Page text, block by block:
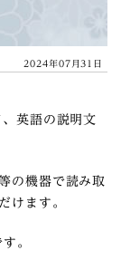
2024年07月31日
英語の説明文
の機器で読み取
けます。
。